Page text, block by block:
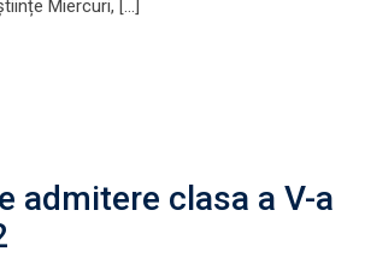
Miercuri, […]
admitere clasa a V-a